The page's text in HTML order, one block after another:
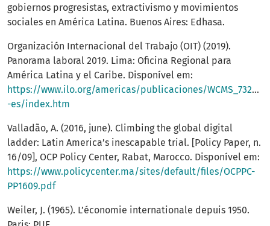
gobiernos progresistas, extractivismo y movimientos
sociales en América Latina. Buenos Aires: Edhasa.
Organización Internacional del Trabajo (OIT) (2019).
Panorama laboral 2019. Lima: Oficina Regional para
América Latina y el Caribe. Disponível em:
https://www.ilo.org/americas/publicaciones/
-es/index.htm
Valladão, A. (2016, june). Climbing the global digital
ladder: Latin America’s inescapable trial. [Policy Paper, n.
16/09], OCP Policy Center, Rabat, Marocco. Disponível em:
https://www.policycenter.ma/sites/default/files/OCPPC-
PP1609.pdf
Weiler, J. (1965). L’économie internationale depuis 1950.